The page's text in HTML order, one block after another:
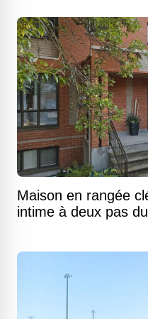
Maison en rangée
intime à deux pas